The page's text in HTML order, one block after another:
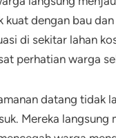
kuat dengan bau
di sekitar lahan
perhatian warga
datang tidak
Mereka langsung